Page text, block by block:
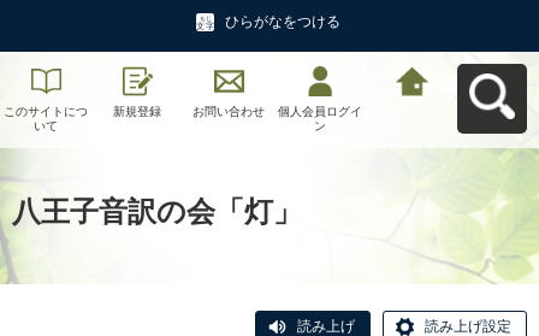
ひらがなをつける
このサイトにつ
いて
新規登録 お問い合わせ
個人会員ログイ
ン
八王子音訳の会「灯」
読み上げ 読み上げ設定